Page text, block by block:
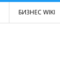
БИЗНЕС WIKI